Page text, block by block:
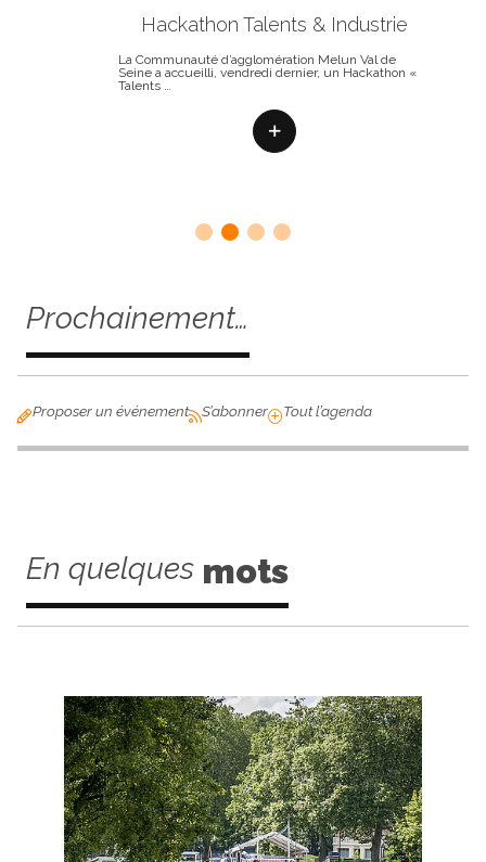
Hackathon Talents & Industrie
La Communauté d’agglomération Melun Val de
Seine a accueilli, vendredi dernier, un Hackathon «
Talents …
Prochainement…
Proposer un événement S’abonner Tout l’agenda
En quelques mots